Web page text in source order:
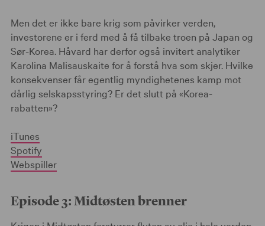
Men det er ikke bare krig som påvirker verden,
investorene er i ferd med å få tilbake troen på Japan og
Sør-Korea. Håvard har derfor også invitert analytiker
Karolina Malisauskaite for å forstå hva som skjer. Hvilke
konsekvenser får egentlig myndighetenes kamp mot
dårlig selskapsstyring? Er det slutt på «Korea-
rabatten»?
iTunes
Spotify
Webspiller
Episode 3: Midtøsten brenner